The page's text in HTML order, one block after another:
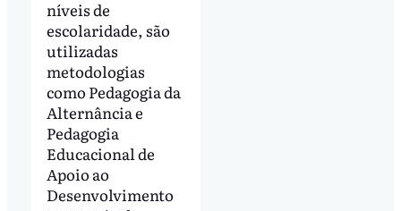
níveis de
escolaridade, são
utilizadas
metodologias
como Pedagogia da
Alternância e
Pedagogia
Educacional de
Apoio ao
Desenvolvimento